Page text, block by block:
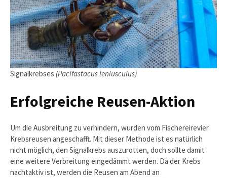
Signalkrebses (Pacifastacus leniusculus)
Erfolgreiche Reusen-Aktion
Um die Ausbreitung zu verhindern, wurden vom Fischereirevier
Krebsreusen angeschafft. Mit dieser Methode ist es natürlich
nicht möglich, den Signalkrebs auszurotten, doch sollte damit
eine weitere Verbreitung eingedämmt werden. Da der Krebs
nachtaktiv ist, werden die Reusen am Abend an